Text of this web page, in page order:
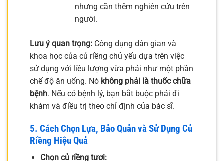
nhưng cần thêm nghiên cứu trên
người.
Lưu ý quan trọng: Công dụng dân gian và
khoa học của củ riềng chủ yếu dựa trên việc
sử dụng với liều lượng vừa phải như một phần
chế độ ăn uống. Nó không phải là thuốc chữa
bệnh. Nếu có bệnh lý, bạn bắt buộc phải đi
khám và điều trị theo chỉ định của bác sĩ.
5. Cách Chọn Lựa, Bảo Quản và Sử Dụng Củ
Riềng Hiệu Quả
Chọn củ riềng tươi: